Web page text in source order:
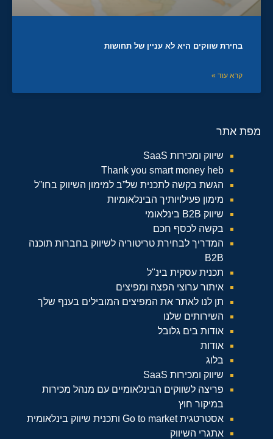
בחירת שווקים היא לא עניין של תחושות
קרא עוד »
מפת אתר
שיווק ומכירות SaaS
Thank you smart money heb
הגשת בקשה לתכנית של”ב למימון השיווק בחו”ל
מימון פעילויותיך הבינלאומיות
שיווק B2B בינלאומי
בקשה לכסף חכם
המדריך לבחירת טריטוריה לשיווק בחברות תוכנה
B2B
תכנית עסקית בינ"ל
איתור ערוצי הפצה ומפיצים
תן לנו לאתר את המפיצים המובילים בענף שלך
השירותים שלנו
אודות בים גלובל
אודות
בלוג
שיווק ומכירות SaaS
פריצה לשווקים הבינלאומיים עם מנהל מכירות
במיקור חוץ
אסטרטגית Go to market ותכנית שיווק בינלאומית
אתגרי השיווק